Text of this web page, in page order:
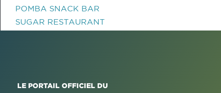
POMBA SNACK BAR
SUGAR RESTAURANT
LE PORTAIL OFFICIEL DU